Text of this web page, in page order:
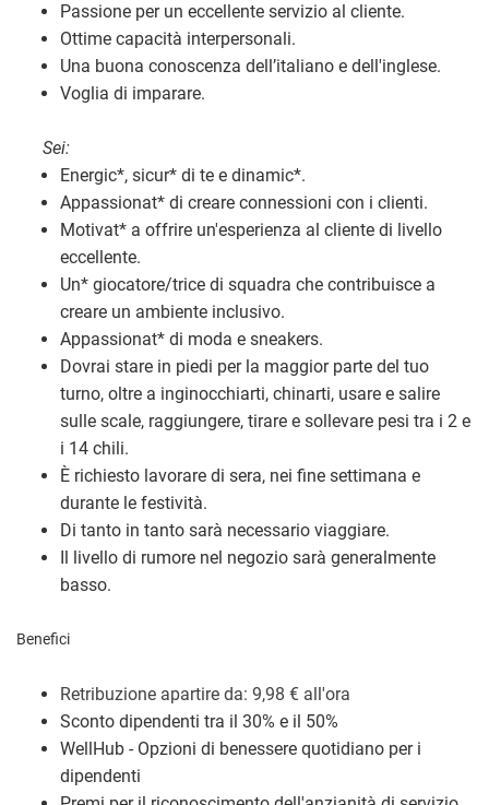
Passione per un eccellente servizio al cliente.
Ottime capacità interpersonali.
Una buona conoscenza dell’italiano e dell'inglese.
Voglia di imparare.
Sei:
Energic*, sicur* di te e dinamic*.
Appassionat* di creare connessioni con i clienti.
Motivat* a offrire un'esperienza al cliente di livello
eccellente.
Un* giocatore/trice di squadra che contribuisce a
creare un ambiente inclusivo.
Appassionat* di moda e sneakers.
Dovrai stare in piedi per la maggior parte del tuo
turno, oltre a inginocchiarti, chinarti, usare e salire
sulle scale, raggiungere, tirare e sollevare pesi tra i 2 e
i 14 chili.
È richiesto lavorare di sera, nei fine settimana e
durante le festività.
Di tanto in tanto sarà necessario viaggiare.
Il livello di rumore nel negozio sarà generalmente
basso.
Benefici
Retribuzione apartire da: 9,98 € all'ora
Sconto dipendenti tra il 30% e il 50%
WellHub - Opzioni di benessere quotidiano per i
dipendenti